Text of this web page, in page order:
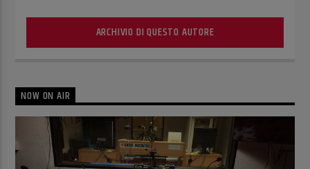
ARCHIVIO DI QUESTO AUTORE
NOW ON AIR